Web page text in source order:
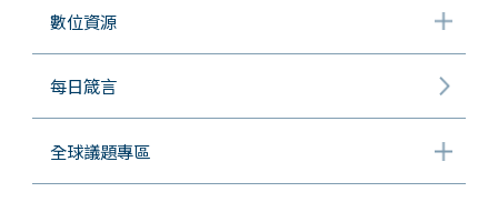
數位資源
每日箴言
全球議題專區